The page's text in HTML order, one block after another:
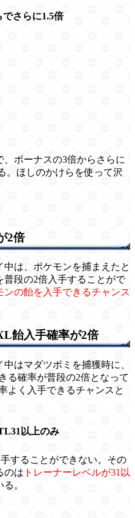
さらに1.5倍
ボーナスの3倍からさらに
。ほしのかけらを使って沢
2倍
は、ポケモンを捕まえたと
普段の2倍入手することがで
の飴を入手できるチャンス
飴入手確率が2倍
はマダツボミを捕獲時に、
る確率が普段の2倍となって
よく入手できるチャンスと
以上のみ
することができない。その
のは トレーナーレベルが31以
。